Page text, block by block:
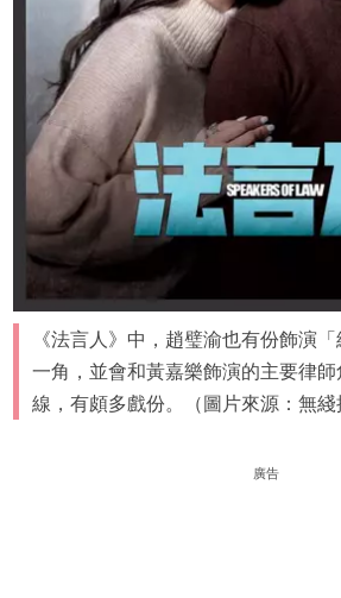
《法言人》中，趙璧渝也有份飾演
一角，並會和黃嘉樂飾演的主要律
線，有頗多戲份。（圖片來源：無綫
廣告